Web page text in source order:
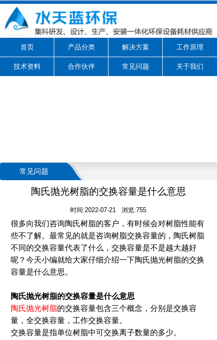
首页 产品分类 解决方案 工作原理
技术资料 合作伙伴 常见问题 关于我们
常见问题
陶氏抛光树脂的交换容量是什么意思
时间:2022-07-21 浏览:755
很多向我们咨询陶氏树脂的客户，有时候会对树脂性能有
些不了解。最常见的就是咨询树脂交换容量的，陶氏树脂
不同的交换容量代表了什么，交换容量是不是越大越好
呢？今天小编就给大家仔细介绍一下陶氏抛光树脂的交换
容量是什么意思。
陶氏抛光树脂的交换容量是什么意思
陶氏抛光树脂的交换容量包含三个概念，分别是交换容
量，全交换容量，工作交换容量。
交换容量是指单位树脂中可交换离子数量的多少。